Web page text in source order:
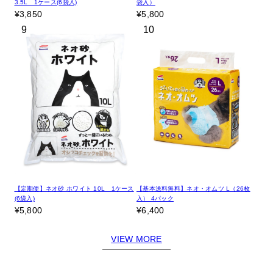
3.5L 1ケース(6袋入)
¥3,850
袋入）
¥5,800
9
【定期便】ネオ砂 ホワイト 10L 1ケース
(6袋入)
¥5,800
10
【基本送料無料】ネオ・オムツ L（26枚
入） 4パック
¥6,400
VIEW MORE